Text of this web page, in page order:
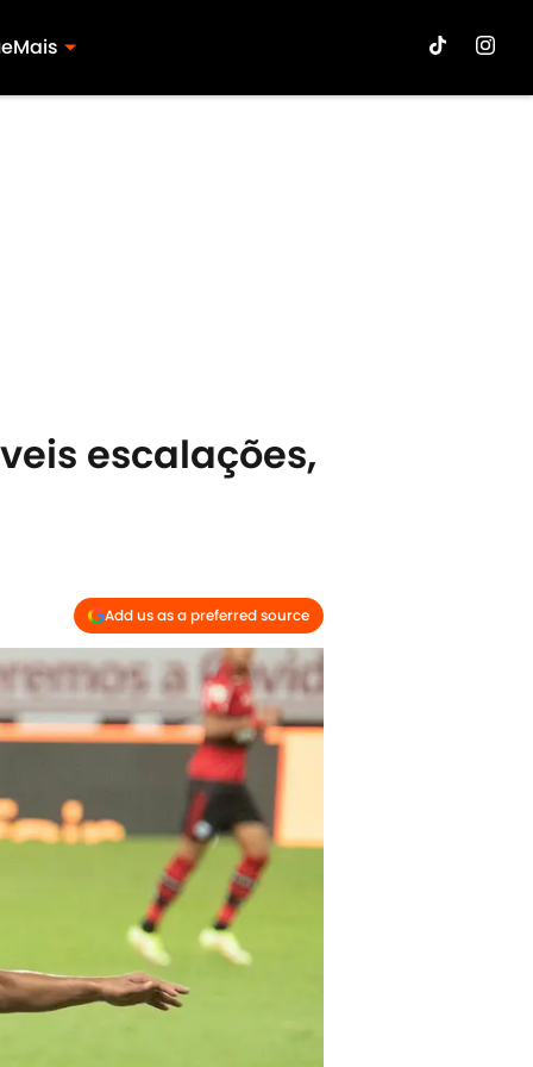
Mais
escalações,
Add us as a preferred source